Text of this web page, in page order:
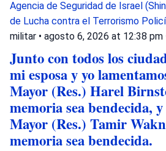
Agencia de Seguridad de Israel
de Lucha contra el Terrorismo
militar • agosto 6, 2026 at 12:38 pm
Junto con todos los
mi esposa y yo
Mayor (Res.) Harel
memoria sea bendecida,
Mayor (Res.) Tamir
memoria sea bendecida.